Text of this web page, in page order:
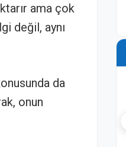
ama çok
değil, aynı
da
onun